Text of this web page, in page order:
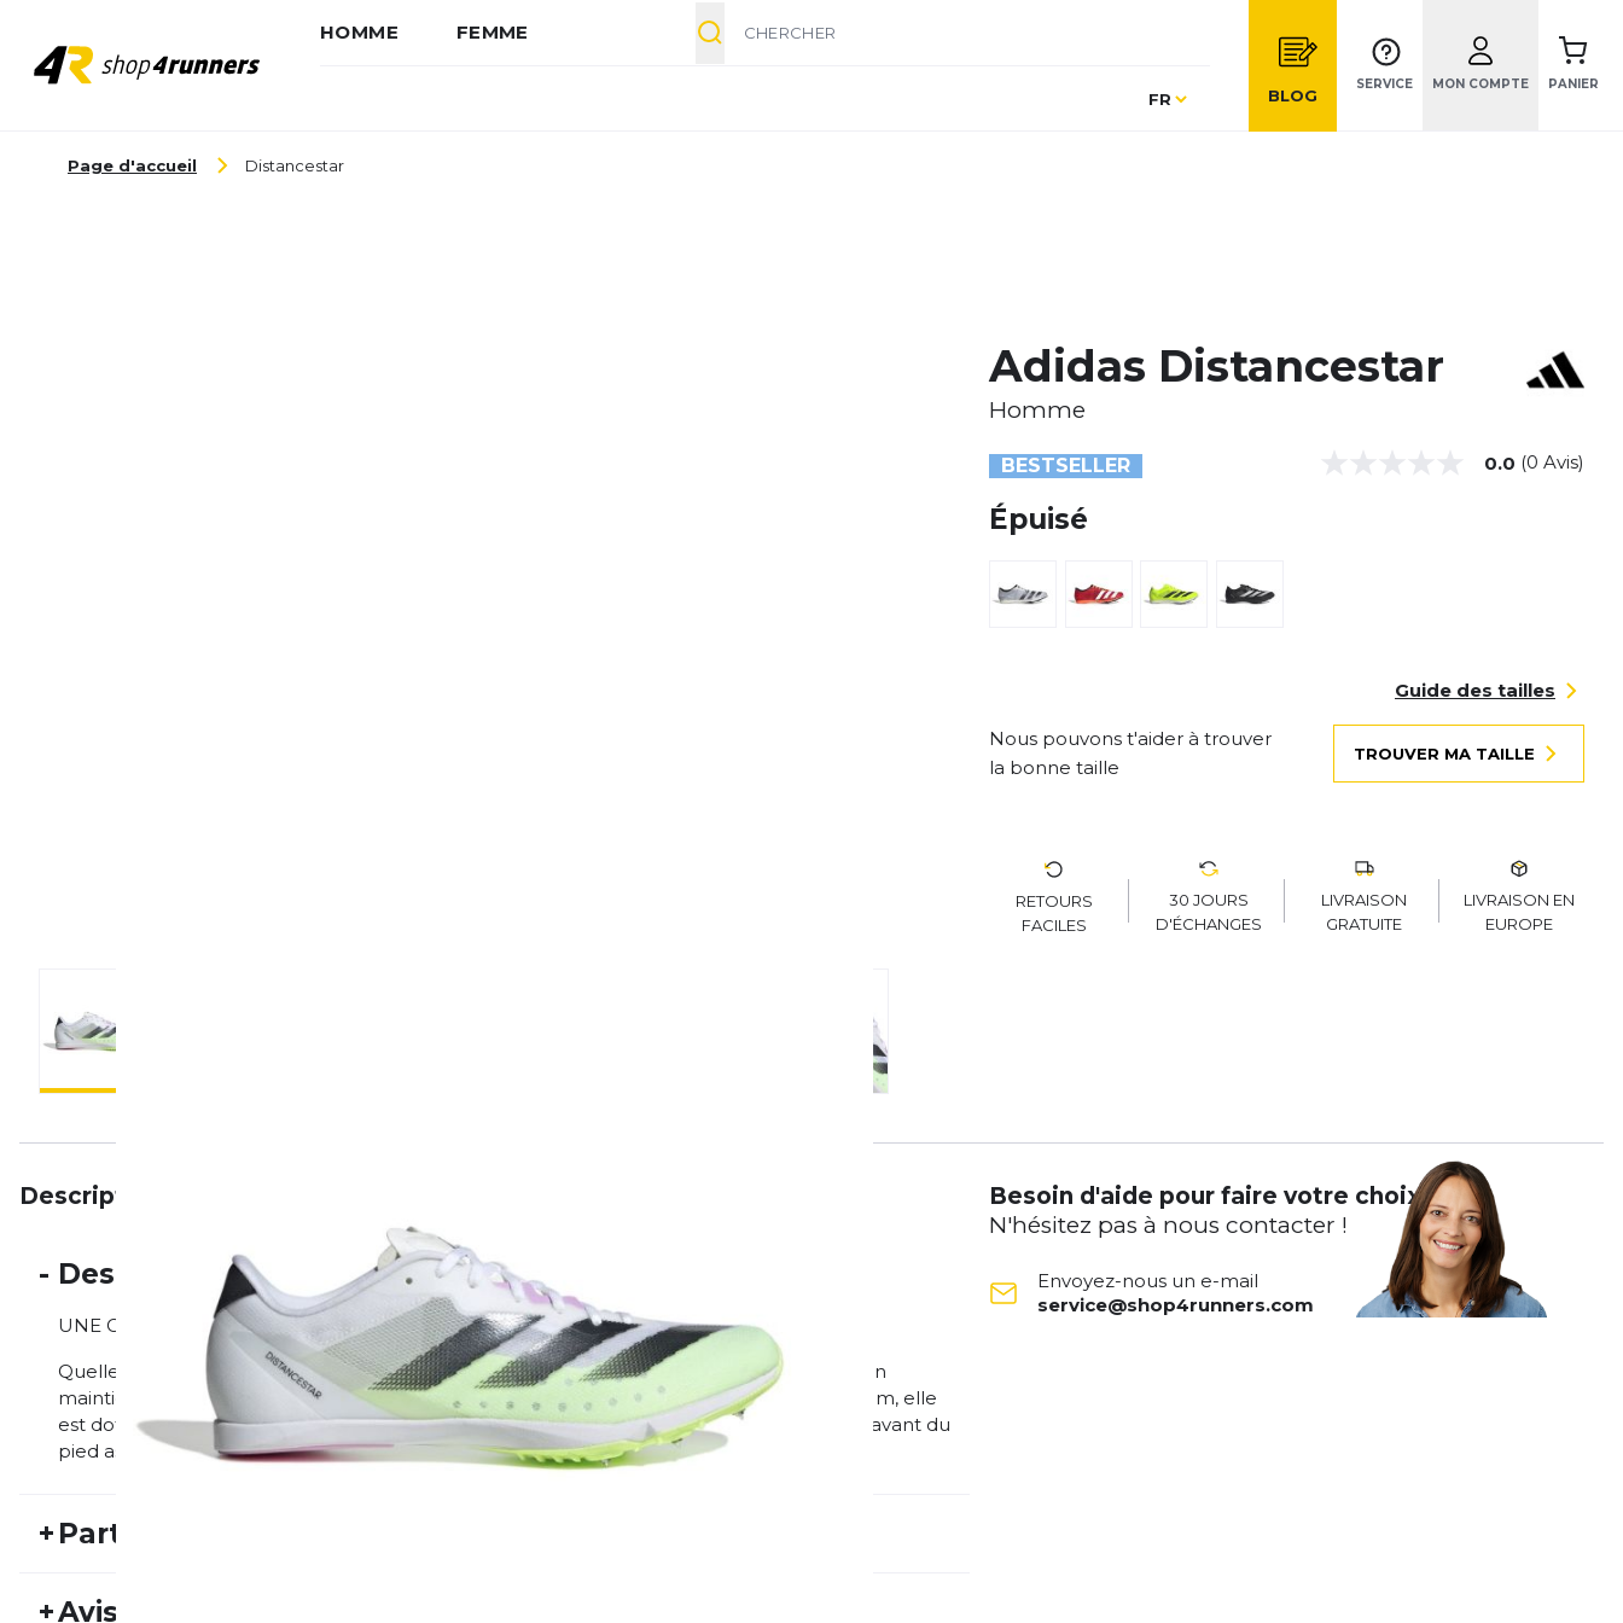
HOMME FEMME
Langue
FR BLOG
SERVICE MON COMPTE PANIER
Page d'accueil Distancestar
Adidas Distancestar
Homme
BESTSELLER 0.0 (0 Avis)
Épuisé
Guide des tailles
Nous pouvons t'aider à trouver
la bonne taille
TROUVER MA TAILLE
RETOURS
FACILES
30 JOURS
D'ÉCHANGES
LIVRAISON
GRATUITE
LIVRAISON EN
EUROPE
Description
- Description
UNE CHAUSSURE À CRAMPONS LÉGÈRE AVEC UN CONTENU RECYCLÉ.
Quelle que soit la distance, tu veux gagner. Cette chaussure à pointes adidas te garantit un
maintien sûr lorsque tu passes devant les autres. Conçue pour les courses de 400 à 5000 m, elle
est dotée d'une tige flexible qui offre un bon maintien. Une couche de Lightstrike Pro à l'avant du
pied assure une foulée dynamique.
+ Particularités
+Avis
Besoin d'aide pour faire votre choix ?
N'hésitez pas à nous contacter !
Envoyez-nous un e-mail
service@shop4runners.com